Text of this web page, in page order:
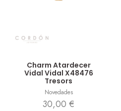
Charm Atardecer
Vidal Vidal X48476
Tresors
Novedades
30,00€